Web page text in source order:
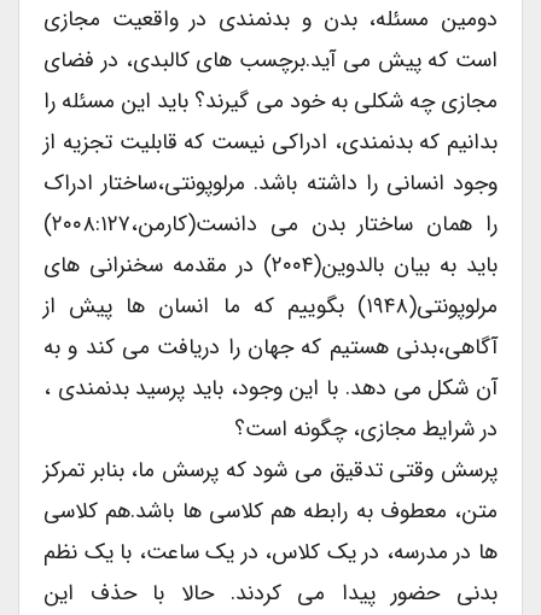
دومین مسئله، بدن و بدنمندی در واقعیت مجازی
است که پیش می آید.برچسب های کالبدی، در فضای
مجازی چه شکلی به خود می گیرند؟ باید این مسئله را
بدانیم که بدنمندی، ادراکی نیست که قابلیت تجزیه از
وجود انسانی را داشته باشد. مرلوپونتی،ساختار ادراک
را همان ساختار بدن می دانست(کارمن،۲۰۰۸:۱۲۷)
باید به بیان بالدوین(۲۰۰۴) در مقدمه سخنرانی های
مرلوپونتی(۱۹۴۸) بگوییم که ما انسان ها پیش از
آگاهی،بدنی هستیم که جهان را دریافت می کند و به
آن شکل می دهد. با این وجود، باید پرسید بدنمندی ،
در شرایط مجازی، چگونه است؟
پرسش وقتی تدقیق می شود که پرسش ما، بنابر تمرکز
متن، معطوف به رابطه هم کلاسی ها باشد.هم کلاسی
ها در مدرسه، در یک کلاس، در یک ساعت، با یک نظم
بدنی حضور پیدا می کردند. حالا با حذف این